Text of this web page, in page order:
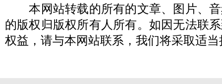
本网站转载的所有的文章、图片、音
的版权归版权所有人所有。如因无法联
权益，请与本网站联系，我们将采取适